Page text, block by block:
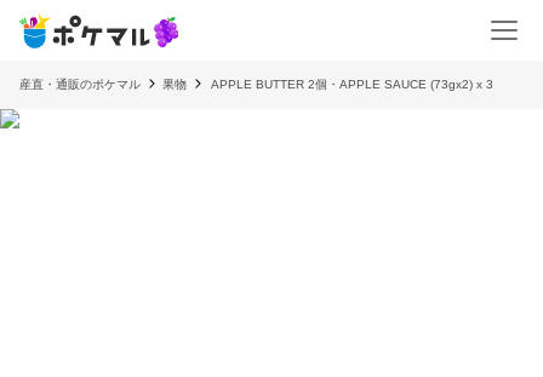
産直・通販のポケマル 果物 APPLE BUTTER 2個・APPLE SAUCE (73gx2) x 3